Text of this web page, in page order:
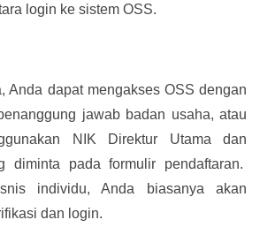
login ke sistem OSS.
Anda dapat mengakses OSS dengan
jawab badan usaha, atau
NIK Direktur Utama dan
diminta pada formulir pendaftaran.
individu, Anda biasanya akan
dan login.